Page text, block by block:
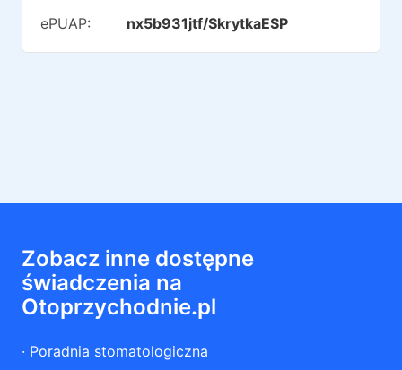
ePUAP: nx5b931jtf/SkrytkaESP
Zobacz inne dostępne
świadczenia na
Otoprzychodnie.pl
· Poradnia stomatologiczna